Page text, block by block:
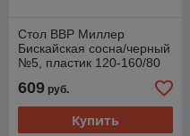
Стол ВВР Миллер
Бискайская сосна/черный
№5, пластик 120-160/80
609 руб.
Купить